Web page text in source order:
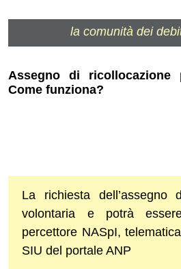
la comunità dei
Assegno di ricollocazione
Come funziona?
La richiesta dell’assegno
volontaria e potrà
percettore NASpI,
SIU del portale ANP